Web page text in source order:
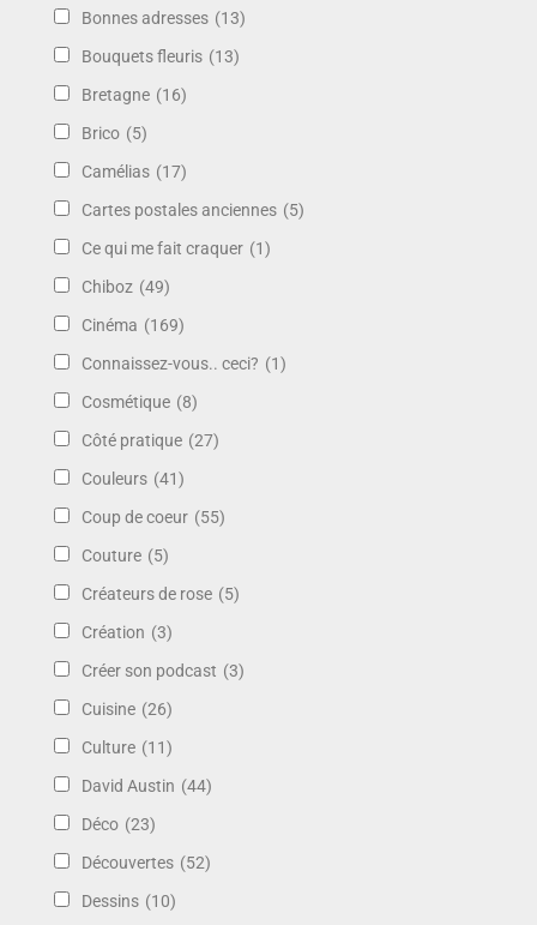
Bonnes adresses (13)
Bouquets fleuris (13)
Bretagne (16)
Brico (5)
Camélias (17)
Cartes postales anciennes (5)
Ce qui me fait craquer (1)
Chiboz (49)
Cinéma (169)
Connaissez-vous.. ceci? (1)
Cosmétique (8)
Côté pratique (27)
Couleurs (41)
Coup de coeur (55)
Couture (5)
Créateurs de rose (5)
Création (3)
Créer son podcast (3)
Cuisine (26)
Culture (11)
David Austin (44)
Déco (23)
Découvertes (52)
Dessins (10)